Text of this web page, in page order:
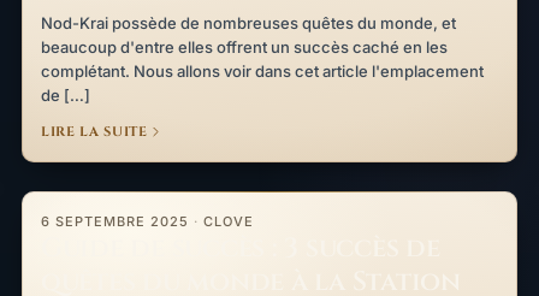
Nod-Krai possède de nombreuses quêtes du monde, et
beaucoup d'entre elles offrent un succès caché en les
complétant. Nous allons voir dans cet article l'emplacement
de […]
LIRE LA SUITE
6 SEPTEMBRE 2025 · CLOVE
Guide de succès : 3 succès de quêtes du monde à la Station